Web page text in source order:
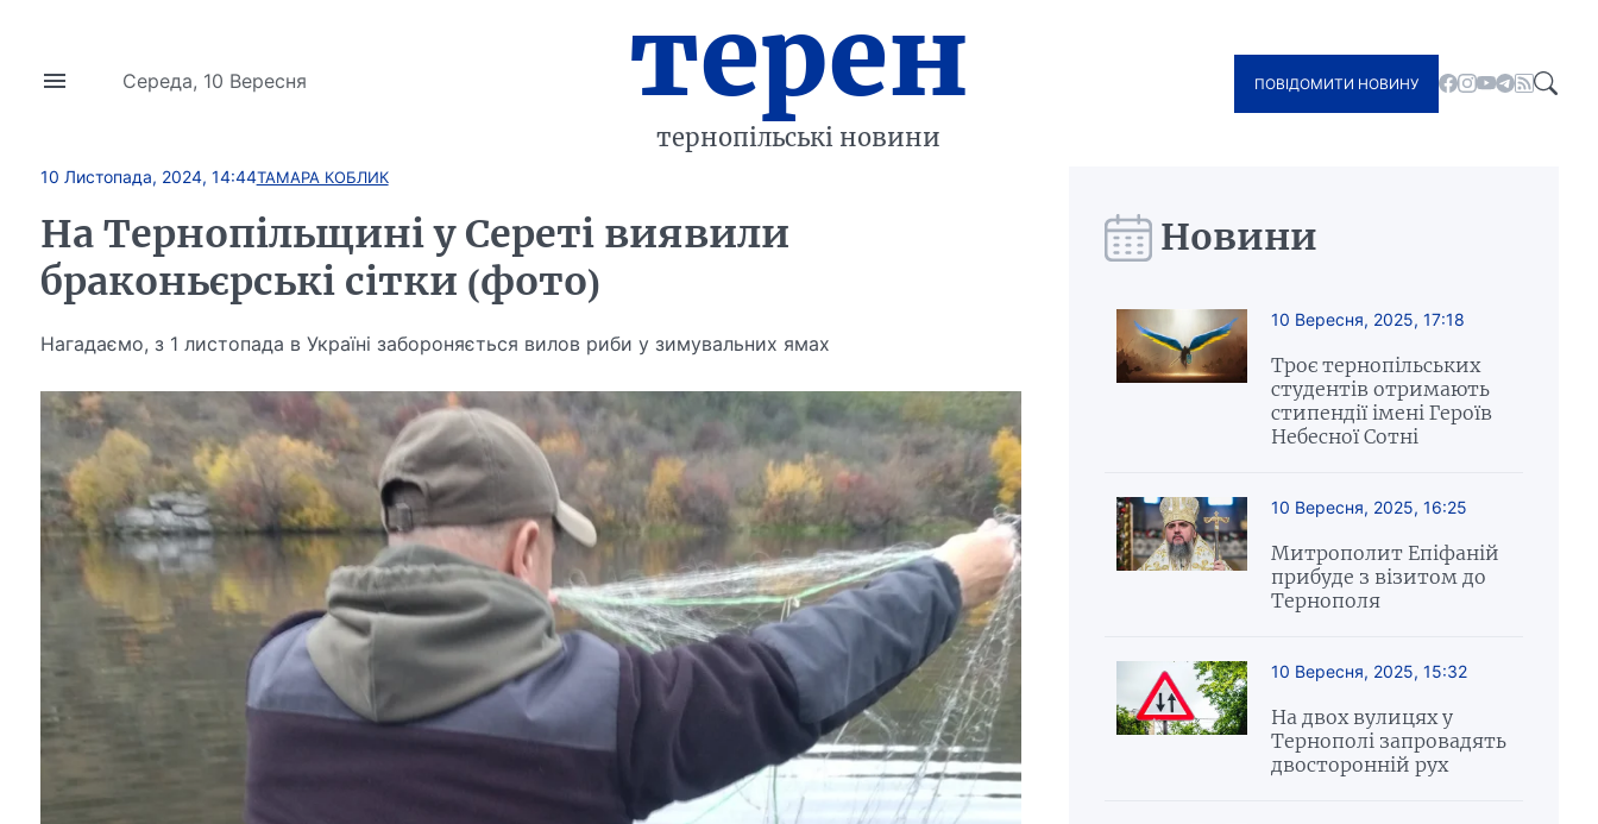
Середа, 10 Вересня терен
тернопільські новини
ПОВІДОМИТИ НОВИНУ
10 Листопада, 2024, 14:44ТАМАРА КОБЛИК
На Тернопільщині у Сереті виявили
браконьєрські сітки (фото)
Нагадаємо, з 1 листопада в Україні забороняється вилов риби у зимувальних ямах
Новини
10 Вересня, 2025, 17:18
Троє тернопільських
студентів отримають
стипендії імені Героїв
Небесної Сотні
10 Вересня, 2025, 16:25
Митрополит Епіфаній
прибуде з візитом до
Тернополя
10 Вересня, 2025, 15:32
На двох вулицях у
Тернополі запровадять
двосторонній рух